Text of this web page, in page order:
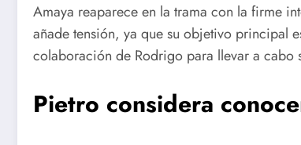
Amaya reaparece en la trama con la firme
añade tensión, ya que su objetivo principal
colaboración de Rodrigo para llevar a cabo
Pietro considera